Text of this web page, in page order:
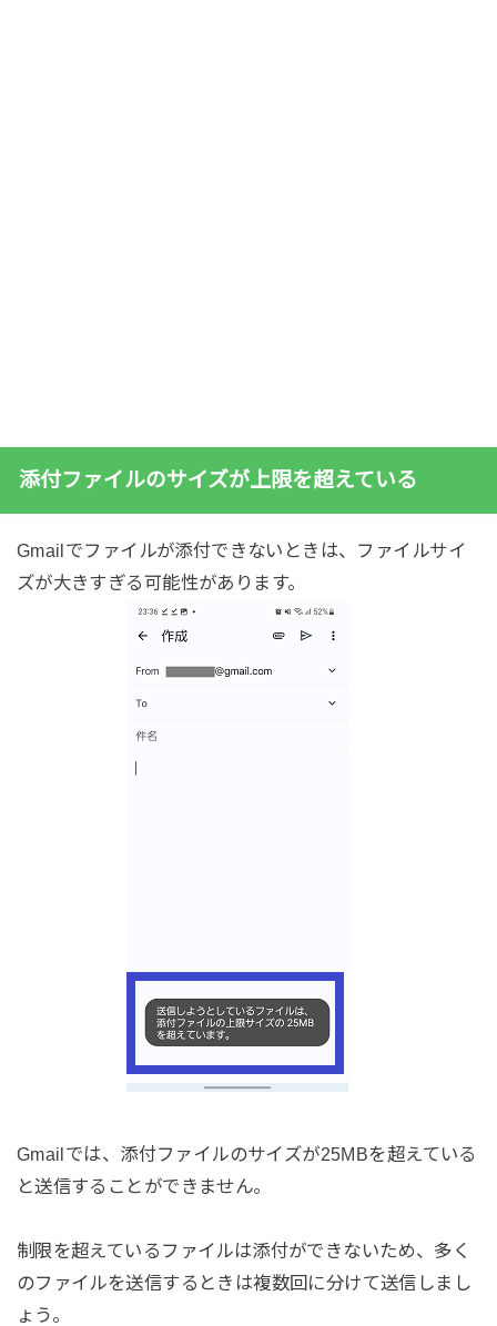
添付ファイルのサイズが上限を超えている
Gmailでファイルが添付できないときは、ファイルサイ
ズが大きすぎる可能性があります。
Gmailでは、添付ファイルのサイズが25MBを超えている
と送信することができません。
制限を超えているファイルは添付ができないため、多く
のファイルを送信するときは複数回に分けて送信しまし
ょう。